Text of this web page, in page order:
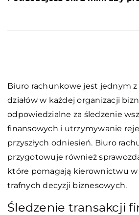
Biuro rachunkowe jest jednym z
działów w każdej organizacji
odpowiedzialne za śledzenie
finansowych i utrzymywanie
przyszłych odniesień. Biuro
przygotowuje również
które pomagają kierownictwu
trafnych decyzji biznesowych.
Śledzenie transakcji